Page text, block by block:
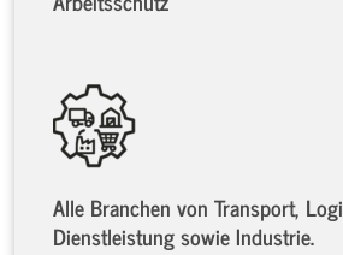
Alle Branchen von Transport,
Dienstleistung sowie Industrie.